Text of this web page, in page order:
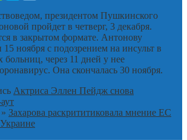
президентом Пушкинского
пройдет в четверг, 3 декабря.
в закрытом формате. Антонову
15 ноября с подозрением на инсульт в
больниц, через 11 дней у нее
Она скончалась 30 ноября.
Актриса Эллен Пейдж снова
Захарова раскрититиковала мнение ЕС